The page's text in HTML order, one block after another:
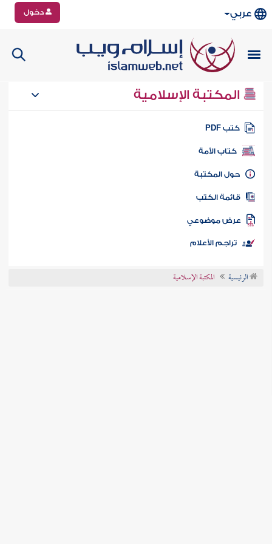
عربي دخول
المكتبة الإسلامية
كتب PDF
كتاب الأمة
المكتبة
الكتب
موضوعي
تراجم الأعلام
الرئيسية المكتبة الإسلامية